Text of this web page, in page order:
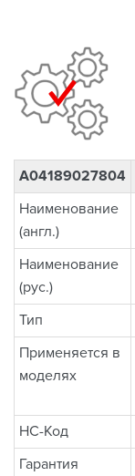
A04189027804
Наименование
(англ.)
Наименование
(рус.)
Тип
Применяется в
моделях
НС-Код
Гарантия